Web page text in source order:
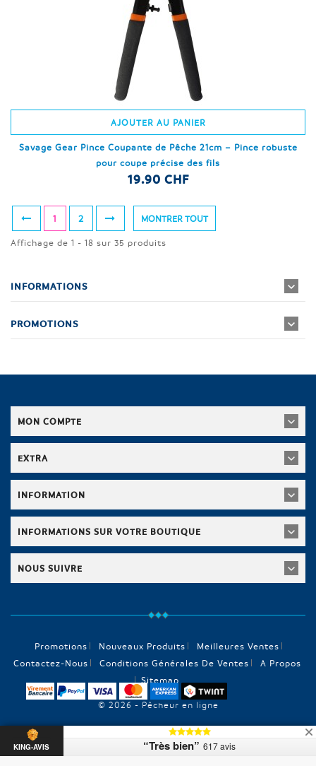
AJOUTER AU PANIER
Savage Gear Pince Coupante de Pêche 21cm – Pince robuste
pour coupe précise des fils
19.90 CHF
MONTRER TOUT
1 2
Affichage de 1 - 18 sur 35 produits
INFORMATIONS
PROMOTIONS
MON COMPTE
EXTRA
INFORMATION
INFORMATIONS SUR VOTRE BOUTIQUE
NOUS SUIVRE
Promotions Nouveaux Produits
Meilleures Ventes
Contactez-Nous
Conditions Générales De Ventes
A Propos
Sitemap
© 2026 - Pêcheur en ligne
KING-AVIS “Très bien” 617 avis